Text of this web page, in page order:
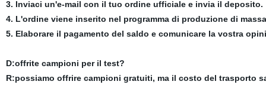
3. Inviaci un'e-mail con il tuo ordine ufficiale e invia il deposito.
4. L'ordine viene inserito nel programma di produzione di
5. Elaborare il pagamento del saldo e comunicare la vostra
D:offrite campioni per il test?
R:possiamo offrire campioni gratuiti, ma il costo del trasporto